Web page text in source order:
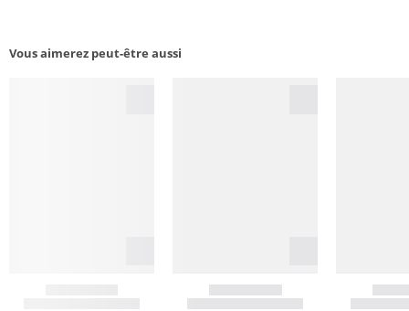
Vous aimerez peut-être aussi